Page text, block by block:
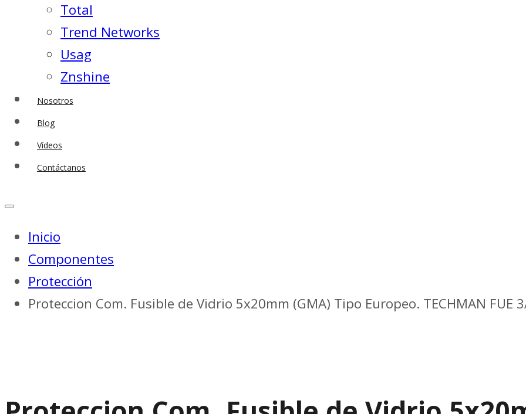
Total
Trend Networks
Usag
Znshine
Nosotros
Blog
Vídeos
Contáctanos
Inicio
Componentes
Protección
Proteccion Com. Fusible de Vidrio 5x20mm (GMA) Tipo Europeo. TECHMAN FUE